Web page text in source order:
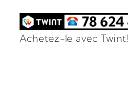
Achetez-le avec Twint!